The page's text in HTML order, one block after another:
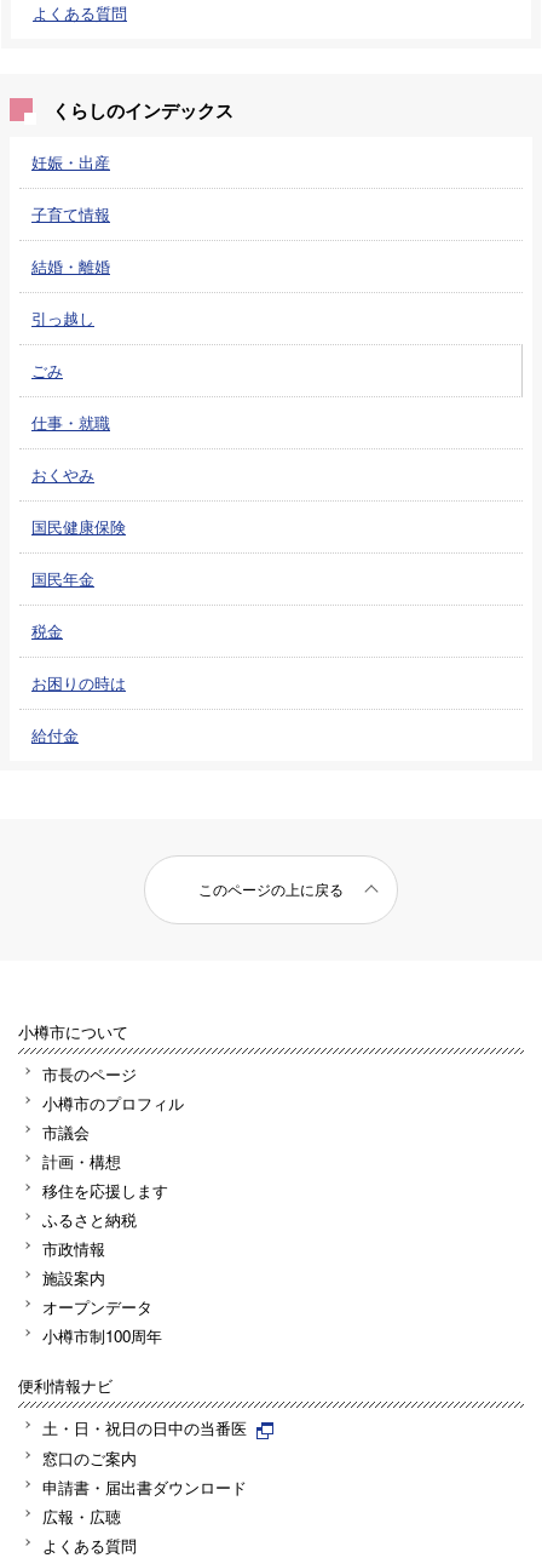
よくある質問
くらしのインデックス
妊娠・出産
子育て情報
結婚・離婚
引っ越し
ごみ
仕事・就職
おくやみ
国民健康保険
国民年金
税金
お困りの時は
給付金
このページの上に戻る
小樽市について
市長のページ
小樽市のプロフィル
市議会
計画・構想
移住を応援します
ふるさと納税
市政情報
施設案内
オープンデータ
小樽市制100周年
便利情報ナビ
土・日・祝日の日中の当番医
窓口のご案内
申請書・届出書ダウンロード
広報・広聴
よくある質問